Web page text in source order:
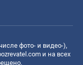
фото- и видео-),
и на всех